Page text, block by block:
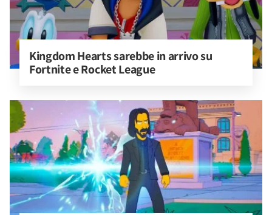
Kingdom Hearts sarebbe in arrivo su
Fortnite e Rocket League